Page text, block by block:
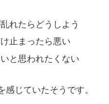
れたらどうしよう
止まったら悪い
と思われたくない
感じていたそうです。